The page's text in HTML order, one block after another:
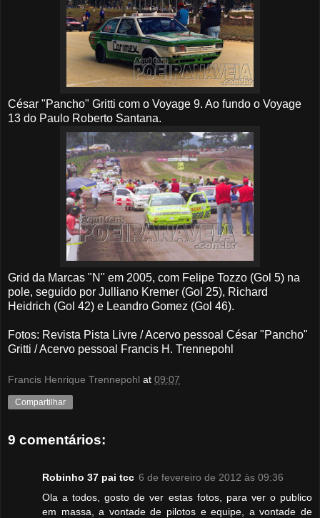
César "Pancho" Gritti com o Voyage 9. Ao fundo o Voyage
13 do Paulo Roberto Santana.
Grid da Marcas "N" em 2005, com Felipe Tozzo (Gol 5) na
pole, seguido por Julliano Kremer (Gol 25), Richard
Heidrich (Gol 42) e Leandro Gomez (Gol 46).
Fotos: Revista Pista Livre / Acervo pessoal César "Pancho"
Gritti / Acervo pessoal Francis H. Trennepohl
Francis Henrique Trennepohl at 09:07
Compartilhar
9 comentários:
Robinho 37 pai tcc 6 de fevereiro de 2012 às 09:36
Ola a todos, gosto de ver estas fotos, para ver o publico
em massa, a vontade de pilotos e equipe, a vontade de